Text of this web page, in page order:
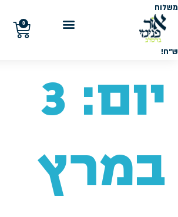
משלוח
חינם
בקנייה
מעל
ש"ח!
0
יום: 3
במרץ